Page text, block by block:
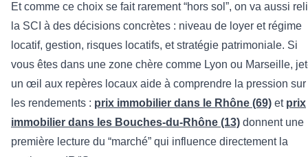
Et comme ce choix se fait rarement “hors sol”, on va aussi
la SCI à des décisions concrètes : niveau de loyer et régime
locatif, gestion, risques locatifs, et stratégie patrimoniale. Si
vous êtes dans une zone chère comme Lyon ou Marseille,
un œil aux repères locaux aide à comprendre la pression sur
les rendements : prix immobilier dans le Rhône (69) et prix
immobilier dans les Bouches-du-Rhône (13) donnent une
première lecture du “marché” qui influence directement la